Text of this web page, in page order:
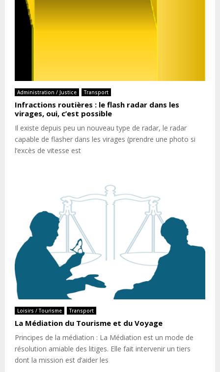
Administration / Justice Transport
Infractions routières : le flash radar dans les
virages, oui, c’est possible
Il existe depuis peu un nouveau type de radar, le radar
capable de flasher dans les virages (prendre une photo si
l’excès de vitesse est
Loisirs / Tourisme Transport
La Médiation du Tourisme et du Voyage
Principes de la médiation : La Médiation est un mode de
résolution amiable des litiges. Elle fait intervenir un tiers
dont la mission est d’aider les